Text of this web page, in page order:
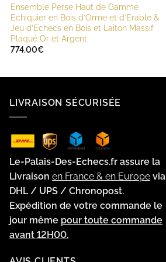
Ensemble Perse Haut de Gamme
Echiquier en Bois d’Orme et d’Erable &
Jeu d’Echecs en Bois et Laiton Massif
Plaqué Or et Argent
774.00€
LIVRAISON SÉCURISÉE
Le-Palais-Des-Echecs.fr assure la
Livraison en France & en Europe via
DHL / UPS / Chronopost.
Expédition de votre commande le
jour même pour toute commande
avant 12H00.